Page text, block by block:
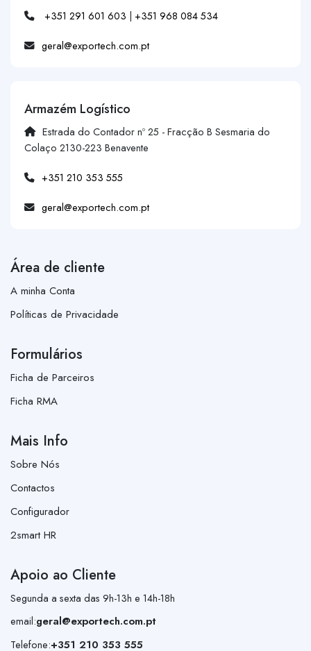
+351 291 601 603 | +351 968 084 534
geral@exportech.com.pt
Armazém Logístico
Estrada do Contador nº 25 - Fracção B Sesmaria do
Colaço 2130-223 Benavente
+351 210 353 555
geral@exportech.com.pt
Área de cliente
A minha Conta
Políticas de Privacidade
Formulários
Ficha de Parceiros
Ficha RMA
Mais Info
Sobre Nós
Contactos
Configurador
2smart HR
Apoio ao Cliente
Segunda a sexta das 9h-13h e 14h-18h
email:geral@exportech.com.pt
Telefone:+351 210 353 555